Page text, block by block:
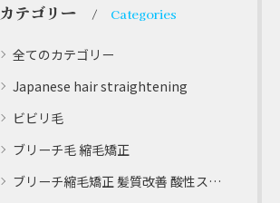
カテゴリー Categories
全てのカテゴリー
Japanese hair straightening
ビビリ毛
ブリーチ毛 縮毛矯正
ブリーチ縮毛矯正 髪質改善 酸性ストレート